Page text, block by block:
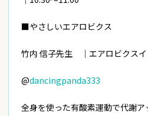
■やさしいエアロビクス
竹内 信子先生 ｜エアロビクスイ
@dancingpanda333
全身を使った有酸素運動で代謝ア